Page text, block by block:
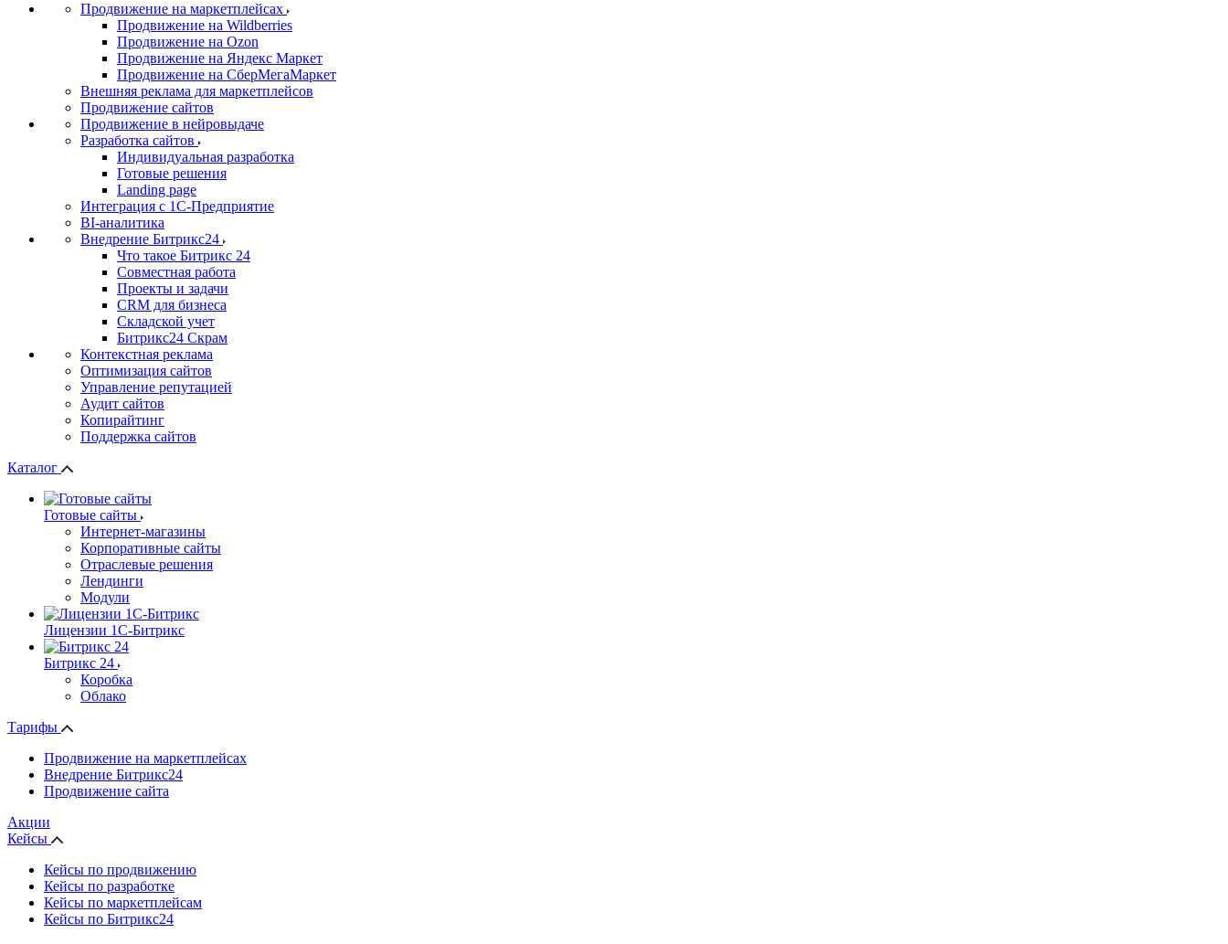
Продвижение на маркетплейсах
Продвижение на Wildberries
Продвижение на Ozon
Продвижение на Яндекс Маркет
Продвижение на СберМегаМаркет
Внешняя реклама для маркетплейсов
Продвижение сайтов
Продвижение в нейровыдаче
Разработка сайтов
Индивидуальная разработка
Готовые решения
Landing page
Интеграция с 1С-Предприятие
BI-аналитика
Внедрение Битрикс24
Что такое Битрикс 24
Совместная работа
Проекты и задачи
СRМ для бизнеса
Складской учет
Битрикс24 Скрам
Контекстная реклама
Оптимизация сайтов
Управление репутацией
Аудит сайтов
Копирайтинг
Поддержка сайтов
Каталог
Готовые сайты
Интернет-магазины
Корпоративные сайты
Отраслевые решения
Лендинги
Модули
Лицензии 1С-Битрикс
Битрикс 24
Коробка
Облако
Тарифы
Продвижение на маркетплейсах
Внедрение Битрикс24
Продвижение сайта
Акции
Кейсы
Кейсы по продвижению
Кейсы по разработке
Кейсы по маркетплейсам
Кейсы по Битрикс24